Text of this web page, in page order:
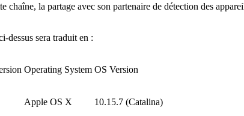
chaîne, la partage avec son partenaire de détection des
dessus sera traduit en :
Operating System OS Version
Apple OS X 10.15.7 (Catalina)